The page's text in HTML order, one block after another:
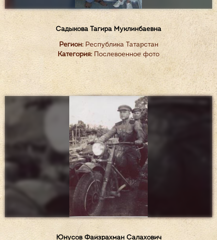
Садыкова Тагира Муклинбаевна
Регион:Республика Татарстан
Категория: Послевоенное фото
Юнусов Файзрахман Салахович